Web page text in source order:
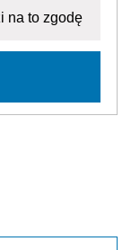
na to zgodę